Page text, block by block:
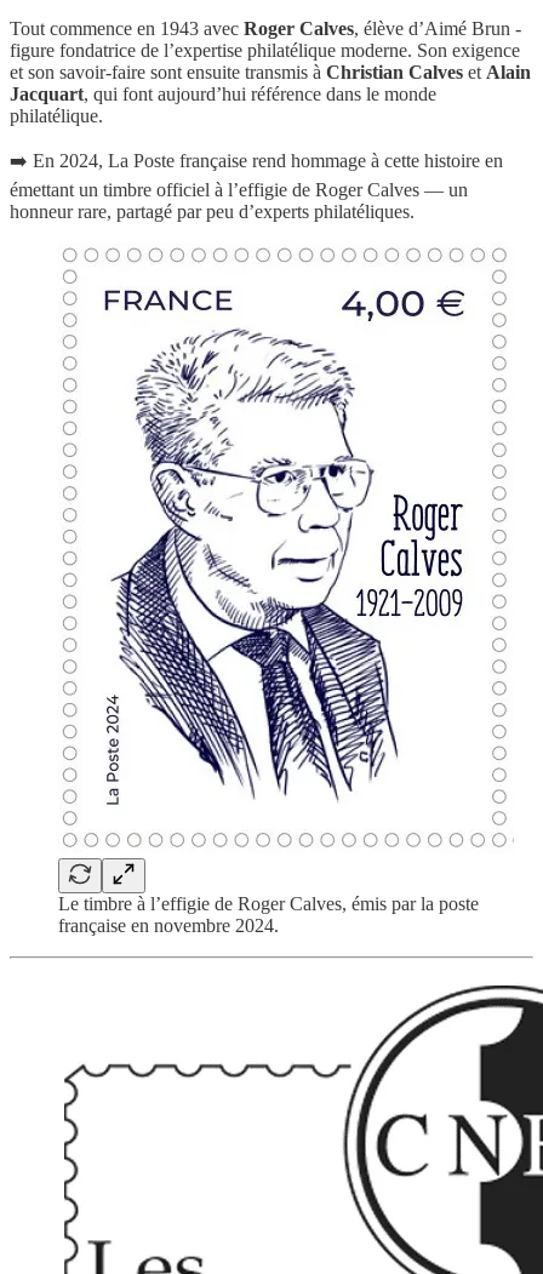
Tout commence en 1943 avec Roger Calves, élève d’Aimé Brun -
figure fondatrice de l’expertise philatélique moderne. Son exigence
et son savoir-faire sont ensuite transmis à Christian Calves et Alain
Jacquart, qui font aujourd’hui référence dans le monde
philatélique.
➡️ En 2024, La Poste française rend hommage à cette histoire en
émettant un timbre officiel à l’effigie de Roger Calves — un
honneur rare, partagé par peu d’experts philatéliques.
Le timbre à l’effigie de Roger Calves, émis par la poste
française en novembre 2024.